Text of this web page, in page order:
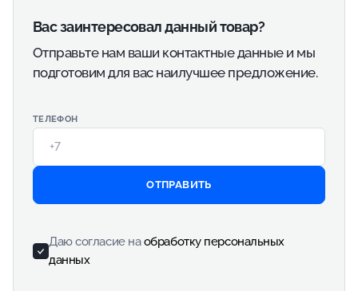
Вас заинтересовал данный товар?
Отправьте нам ваши контактные данные и мы
подготовим для вас наилучшее предложение.
ТЕЛЕФОН
ОТПРАВИТЬ
Даю согласие наобработку персональных
данных